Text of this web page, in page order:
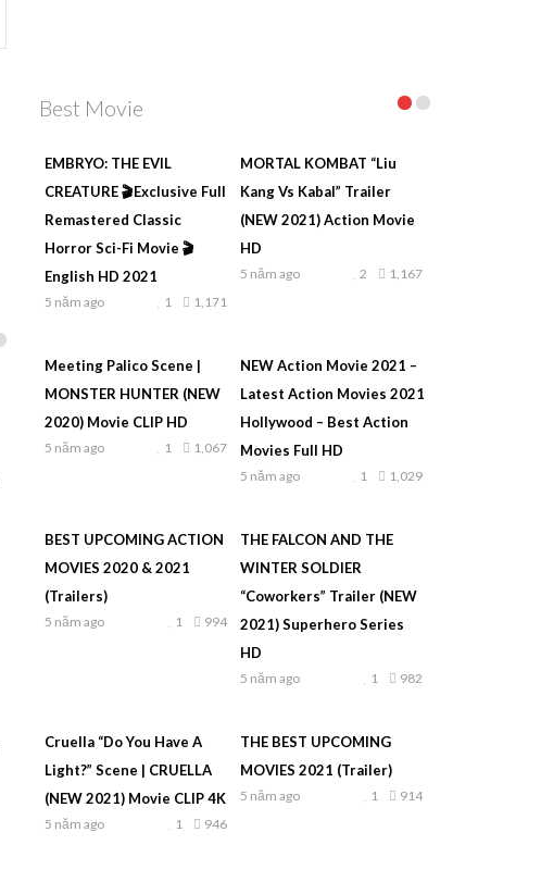
Best Movie
EMBRYO: THE EVIL
CREATURE 🎬Exclusive Full
Remastered Classic
Horror Sci-Fi Movie 🎬
English HD 2021
5 năm ago 1,171
1
MORTAL KOMBAT “Liu
Kang Vs Kabal” Trailer
(NEW 2021) Action Movie
HD
5 năm ago 1,167
2
Meeting Palico Scene |
MONSTER HUNTER (NEW
2020) Movie CLIP HD
5 năm ago 1,067
1
NEW Action Movie 2021 –
Latest Action Movies 2021
Hollywood – Best Action
Movies Full HD
5 năm ago 1,029
1
BEST UPCOMING ACTION
MOVIES 2020 & 2021
(Trailers)
5 năm ago 994
1
THE FALCON AND THE
WINTER SOLDIER
“Coworkers” Trailer (NEW
2021) Superhero Series
HD
5 năm ago 982
1
Cruella “Do You Have A
Light?” Scene | CRUELLA
(NEW 2021) Movie CLIP 4K
5 năm ago 946
1
THE BEST UPCOMING
MOVIES 2021 (Trailer)
5 năm ago 914
1